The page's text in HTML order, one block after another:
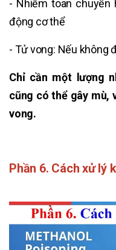
- Nhiễm toan chuyển
động cơ thể
- Tử vong: Nếu không
Chỉ cần một lượng
cũng có thể gây mù,
vong.
Phần 6. Cách xử lý